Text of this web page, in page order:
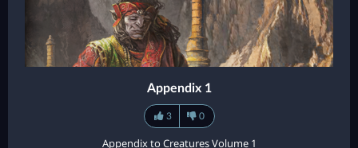
Appendix 1
3 0
Appendix to Creatures Volume 1